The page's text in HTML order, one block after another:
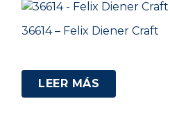
36614 – Felix Diener Craft
LEER MÁS